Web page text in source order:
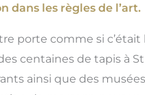
dans les règles de l’art.
porte comme si c’était
centaines de tapis à
ainsi que des